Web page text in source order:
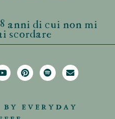
anni di cui non mi
scordare
EVERYDAY